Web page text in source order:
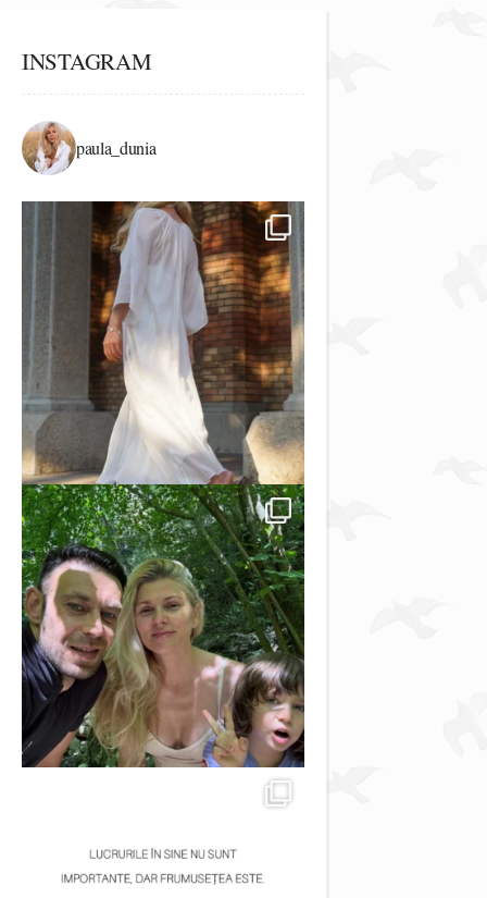
INSTAGRAM
paula_dunia